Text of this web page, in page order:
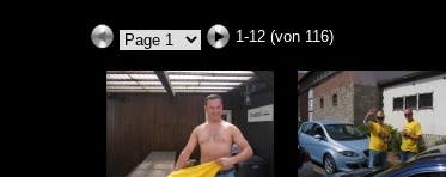
1-12 (von 116)